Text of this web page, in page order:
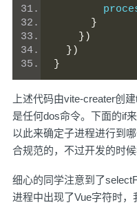
}
})
})
}
上述代码由vite-creater创
是任何dos命令。下面的if
以此来确定子进程进行到
合规范的，不过开发的时
细心的同学注意到了
进程中出现了Vue字符时，